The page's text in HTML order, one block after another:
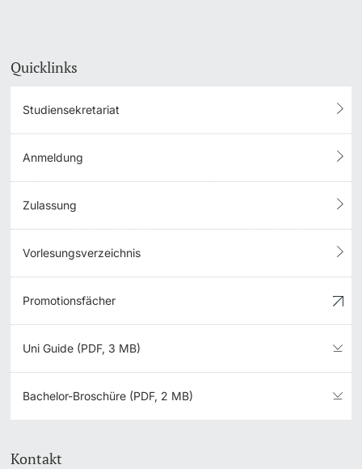
Quicklinks
Studiensekretariat
Anmeldung
Zulassung
Vorlesungsverzeichnis
Promotionsfächer
Uni Guide (PDF, 3 MB)
Bachelor-Broschüre (PDF, 2 MB)
Kontakt